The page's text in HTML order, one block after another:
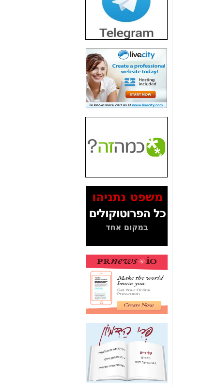
חשיפת מה שלא
רוצים שתדעו בעניין
פריסת אנלימיטד
(בניחוח בלתי נסבל) -
כאן
חשיפה: איוב קרא
אישר לקבוצת סלקום
בדיוק מה שביבי אישר
כאן
האם השר איוב קרא
היה צריך בכלל לחתום
על האישור, שנתן
האם ביבי וקרא קבלו
בכלל תמורה עבור
המסמכים בנושא בזק-
Yes (תיק 4000)
לאיש הלא נכון! -כאן
עובדות ומסמכים
תקשורת עזר לקב'
בזק? - כאן
מה מקור ה-Fake
News שהביא לתפירת
תיק לביבי והעלמת
החשודים הנכונים -כאן
אחת הרגליים של "תיק
4000 התפור"
התמוטטה היום
בניצחון (כפול) של בזק
כאן
איך כתבות מפנקות